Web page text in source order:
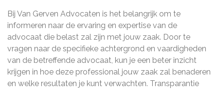
Bij Van Gerven Advocaten is het belangrijk om te
informeren naar de ervaring en expertise van de
advocaat die belast zal zijn met jouw zaak. Door te
vragen naar de specifieke achtergrond en vaardigheden
van de betreffende advocaat, kun je een beter inzicht
krijgen in hoe deze professional jouw zaak zal benaderen
en welke resultaten je kunt verwachten. Transparantie